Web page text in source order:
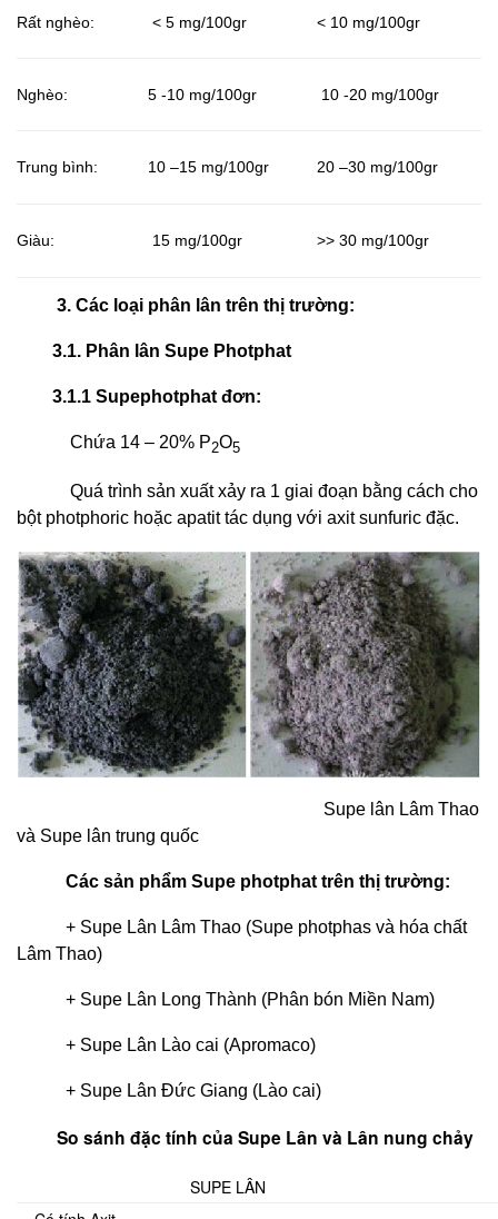
Rất nghèo: < 5 mg/100gr < 10 mg/100gr
Nghèo: 5 -10 mg/100gr 10 -20 mg/100gr
Trung bình: 10 –15 mg/100gr 20 –30 mg/100gr
Giàu: 15 mg/100gr >> 30 mg/100gr
3. Các loại phân lân trên thị trường:
3.1. Phân lân Supe Photphat
3.1.1 Supephotphat đơn:
Chứa 14 – 20% P2O5
Quá trình sản xuất xảy ra 1 giai đoạn bằng cách cho
bột photphoric hoặc apatit tác dụng với axit sunfuric đặc.
Supe lân Lâm Thao
và Supe lân trung quốc
Các sản phẩm Supe photphat trên thị trường:
+ Supe Lân Lâm Thao (Supe photphas và hóa chất
Lâm Thao)
+ Supe Lân Long Thành (Phân bón Miền Nam)
+ Supe Lân Lào cai (Apromaco)
+ Supe Lân Đức Giang (Lào cai)
So sánh đặc tính của Supe Lân và Lân nung chảy
SUPE LÂN